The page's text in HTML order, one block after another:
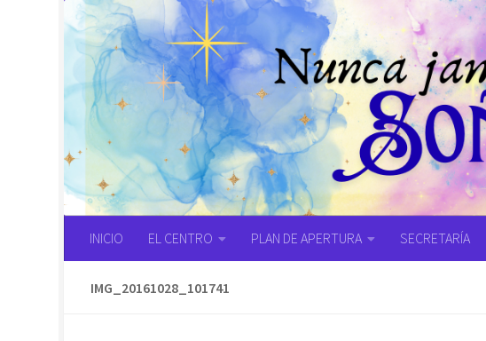
Saltar al contenido
INICIO EL CENTRO PLAN DE APERTURA SECRETARÍA
IMG_20161028_101741